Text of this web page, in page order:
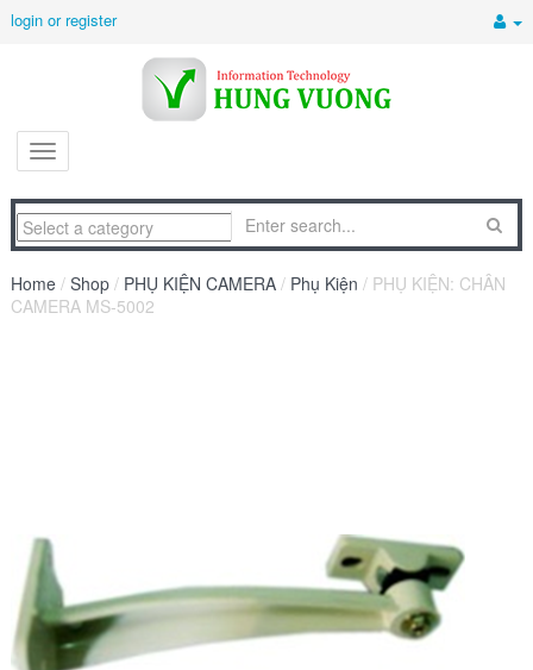
login or register
Home / Shop / PHỤ KIỆN CAMERA / Phụ Kiện / PHỤ KIỆN: CHÂN
CAMERA MS-5002